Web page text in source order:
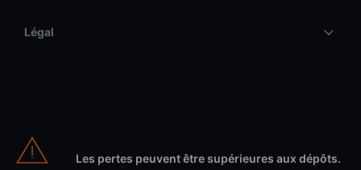
Légal
Les pertes peuvent être supérieures aux dépôts.